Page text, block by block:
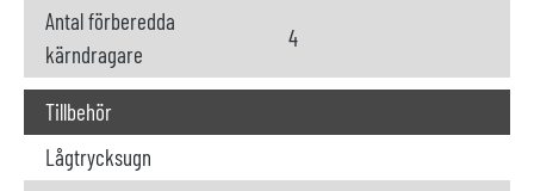
Antal förberedda
kärndragare
4
Tillbehör
Lågtrycksugn